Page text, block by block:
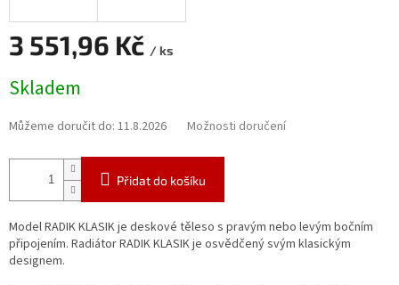
3 551,96 Kč / ks
cena:
Skladem
Můžeme doručit do: 11.8.2026 Možnosti doručení
Přidat do košíku
Model RADIK KLASIK je deskové těleso s pravým nebo levým bočním
připojením. Radiátor RADIK KLASIK je osvědčený svým klasickým
designem.